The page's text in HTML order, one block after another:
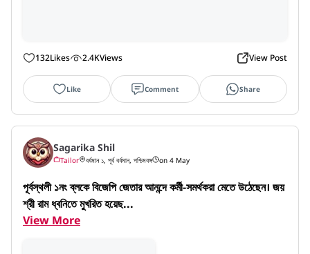
132Likes 2.4KViews View Post
Like Comment Share
Sagarika Shil
Tailor বর্ধমান ১, পূর্ব বর্ধমান, পশ্চিমবঙ্গ on 4 May
পূর্বস্থলী ১নং ব্লকে বিজেপি জেতার আনন্দে কর্মী-সমর্থকরা মেতে উঠেছেন। জয়
শ্রী রাম ধ্বনিতে মুখরিত হয়েছ...
View More